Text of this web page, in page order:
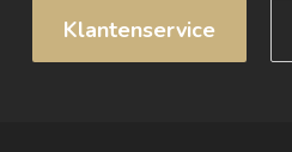
Klantenservice